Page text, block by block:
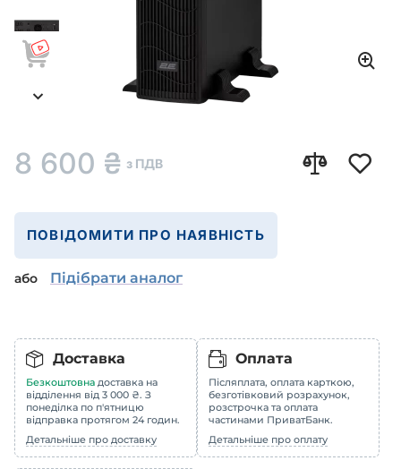
8 600 ₴ з ПДВ
ПОВІДОМИТИ ПРО НАЯВНІСТЬ
або Підібрати аналог
Доставка
Безкоштовна доставка на
відділення від 3 000 ₴. З
понеділка по п'ятницю
відправка протягом 24 годин.
Детальніше про доставку
Оплата
Післяплата, оплата карткою,
безготівковий розрахунок,
розстрочка та оплата
частинами ПриватБанк.
Детальніше про оплату